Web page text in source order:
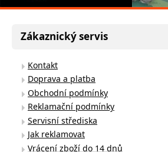
Zákaznický servis
Kontakt
Doprava a platba
Obchodní podmínky
Reklamační podmínky
Servisní střediska
Jak reklamovat
Vrácení zboží do 14 dnů